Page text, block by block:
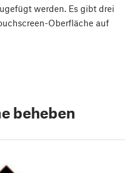
werden. Es gibt drei
Oberfläche auf
beheben